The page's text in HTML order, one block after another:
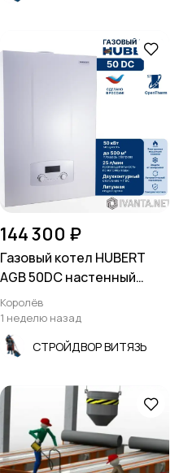
144 300 ₽
Газовый котел HUBERT
AGB 50DC настенный
двухконтурный
Королёв
1 неделю назад
СТРОЙДВОР ВИТЯЗЬ